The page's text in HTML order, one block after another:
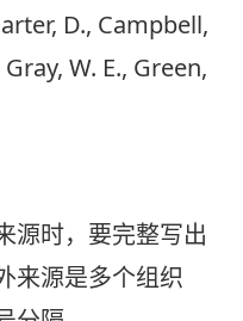
D., Campbell,
W. E., Green,
源时，要完整写出
来源是多个组织